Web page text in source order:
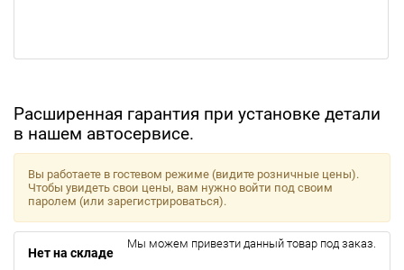
Расширенная гарантия при установке детали
в нашем автосервисе.
Вы работаете в гостевом режиме (видите розничные цены).
Чтобы увидеть свои цены, вам нужно войти под своим
паролем (или зарегистрироваться).
Нет на складе
Мы можем привезти данный товар под заказ.